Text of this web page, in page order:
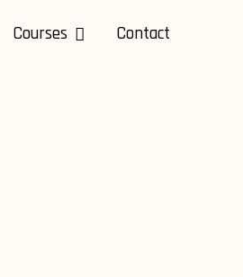
Courses Contact